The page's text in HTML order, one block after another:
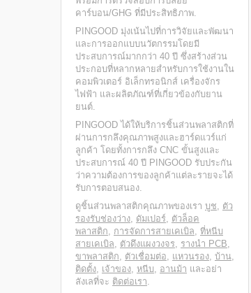
คาร์บอน/GHG ที่มีประสิทธิภาพ.
PINGOOD มุ่งเน้นไปที่การวิจัยและพัฒนา
และการออกแบบนวัตกรรมโดยมี
ประสบการณ์มากกว่า 40 ปี ซึ่งสร้างส่วน
ประกอบที่หลากหลายสำหรับการใช้งานใน
คอมพิวเตอร์ อิเล็กทรอนิกส์ เครื่องจักร
ไฟฟ้า และผลิตภัณฑ์ที่เกี่ยวข้องกับยาน
ยนต์.
PINGOOD ได้ให้บริการชิ้นส่วนพลาสติกที่
ผ่านการกลึงคุณภาพสูงและฮาร์ดแวร์แก่
ลูกค้า โดยทั้งการกลึง CNC ขั้นสูงและ
ประสบการณ์ 40 ปี PINGOOD รับประกัน
ว่าความต้องการของลูกค้าแต่ละรายจะได้
รับการตอบสนอง.
ดูชิ้นส่วนพลาสติกคุณภาพของเรา บูช, ตัว
รองรับช่องว่าง, ดัมเปอร์, ตัวล็อค
พลาสติก, การจัดการสายเคเบิล, ที่หนีบ
สายเคเบิล, ตัวดึงแผงวงจร, รางนำ PCB,
ขาพลาสติก, ตัวเชื่อมต่อ, แหวนรอง, บ้าน,
ติดตั้ง, เจ้าของ, หนีบ, อานม้า และอย่า
ลังเลที่จะ ติดต่อเรา.